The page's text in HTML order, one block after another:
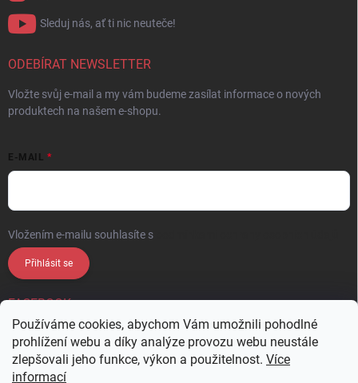
Používáme cookies, abychom Vám umožnili pohodlné
prohlížení webu a díky analýze provozu webu neustále
zlepšovali jeho funkce, výkon a použitelnost. Více
informací
Sleduj nás, ať ti nic neuteče!
ODEBÍRAT NEWSLETTER
Vložte svůj e-mail a my vám budeme zasílat informace o nových
produktech na našem e-shopu.
E-MAIL
Vložením e-mailu souhlasíte s
Přihlásit se
FACEBOOK